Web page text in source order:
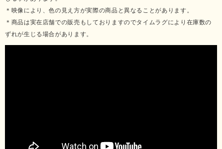
＊映像により、色の見え方が実際の商品と異なることがあります。
＊商品は実在店舗での販売もしておりますのでタイムラグにより在庫数の
ずれが生じる場合があります。